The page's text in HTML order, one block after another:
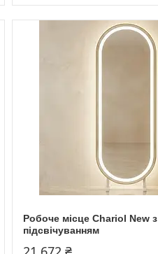
Робоче місце Chariol New з
підсвічуванням